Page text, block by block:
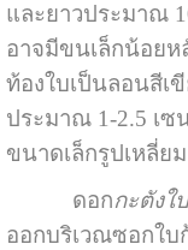
และยาวประมาณ
อาจมีขนเล็กน้อยห
ท้องใบเป็นลอนสีเ
ประมาณ 1-2.5 เซ
ขนาดเล็กรูปเหลี่ย
ดอกกะตังใบ
ออกบริเวณซอกใบ